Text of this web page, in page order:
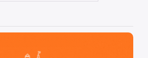
inteligente, resiliente e sustentável